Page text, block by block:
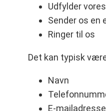
Udfylder
Sender os en
Ringer til os
Det kan typisk
Navn
E-mailadresse